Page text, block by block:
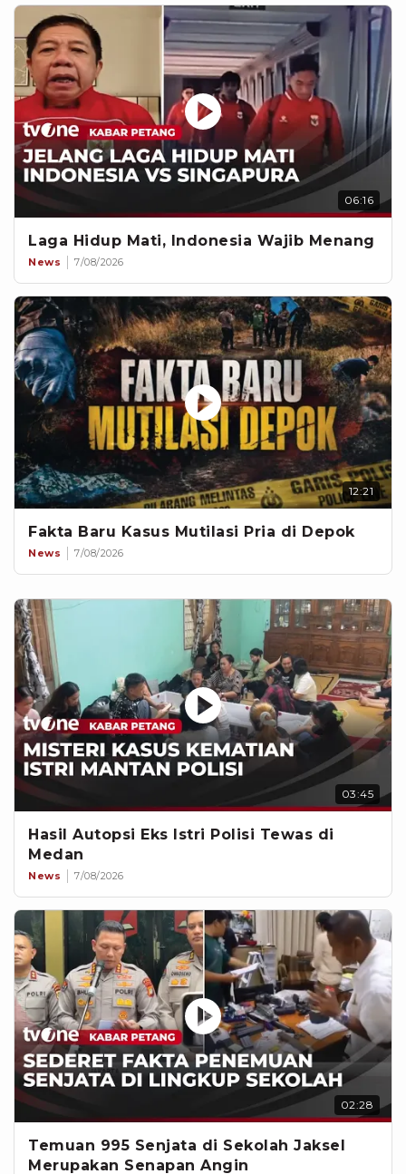
06:16
Laga Hidup Mati, Indonesia Wajib Menang
News 7/08/2026
12:21
Fakta Baru Kasus Mutilasi Pria di Depok
News 7/08/2026
03:45
Hasil Autopsi Eks Istri Polisi Tewas di
Medan
News 7/08/2026
02:28
Temuan 995 Senjata di Sekolah Jaksel
Merupakan Senapan Angin